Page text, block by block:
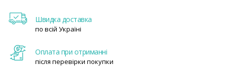
Швидка доставка
по всій Україні
Оплата при отриманні
після перевірки покупки